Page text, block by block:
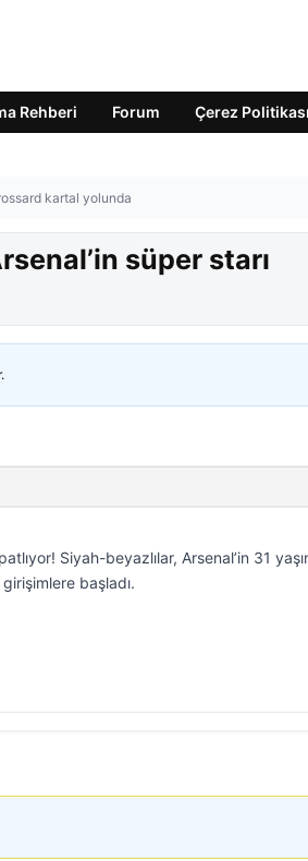
Rehberi Forum Çerez Politikası
kartal yolunda
süper starı
Siyah-beyazlılar, Arsenal’in 31
başladı.